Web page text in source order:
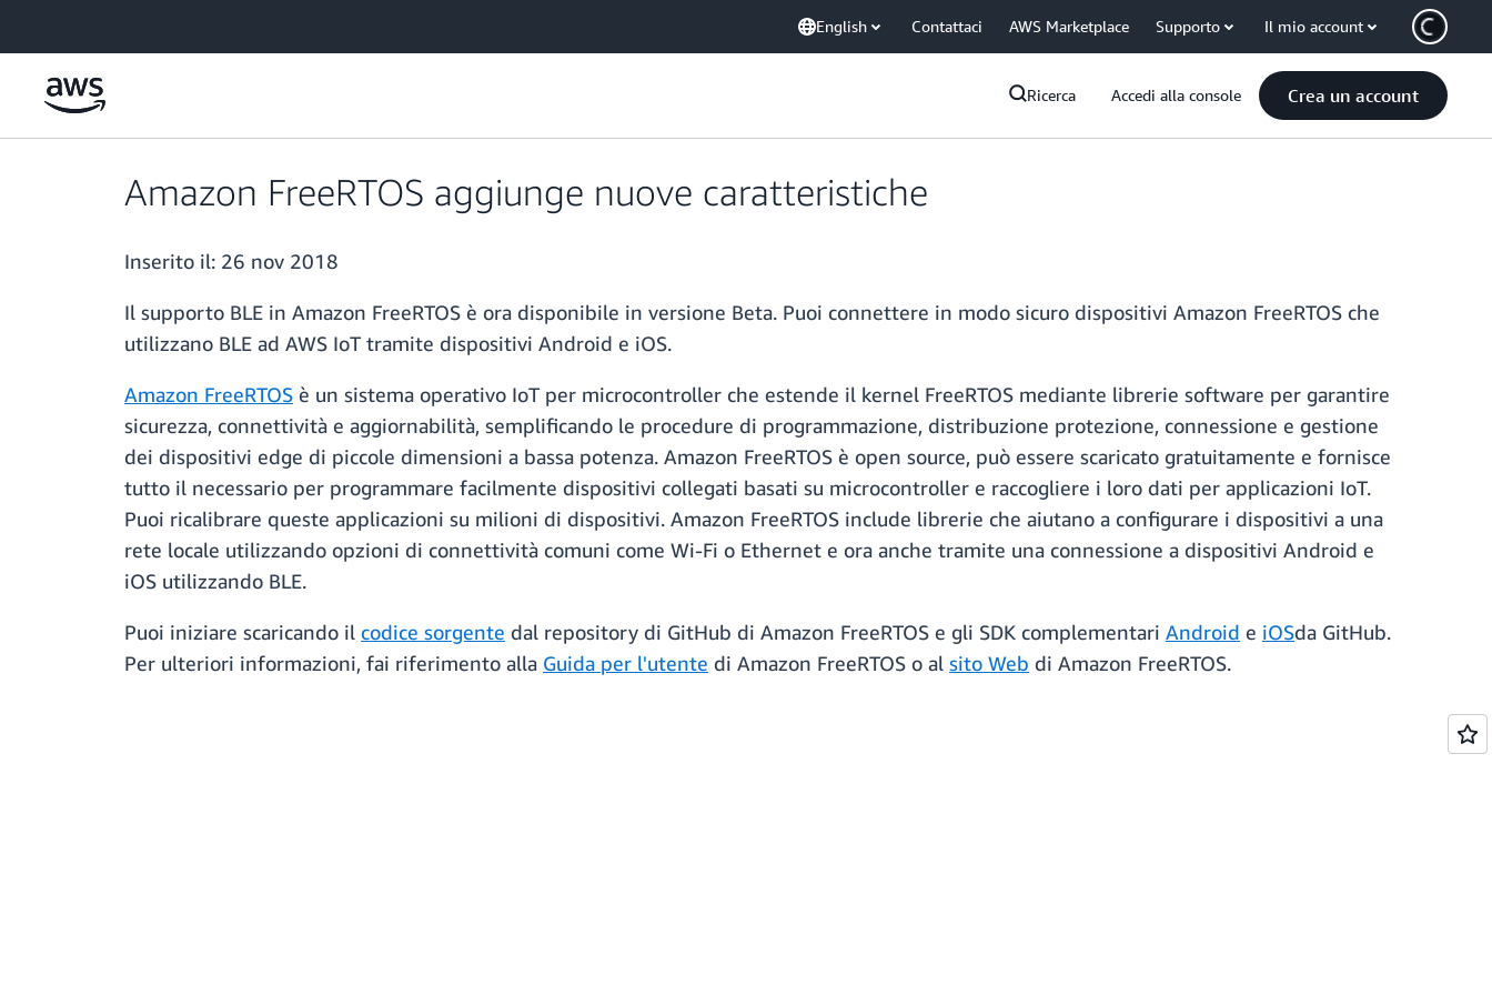
English Contattaci AWS Marketplace Supporto Il mio account
Ricerca Accedi alla console Crea un account
Amazon FreeRTOS aggiunge nuove caratteristiche
Inserito il: 26 nov 2018
Il supporto BLE in Amazon FreeRTOS è ora disponibile in versione Beta. Puoi connettere in modo sicuro dispositivi Amazon FreeRTOS che
utilizzano BLE ad AWS IoT tramite dispositivi Android e iOS.
Amazon FreeRTOS è un sistema operativo IoT per microcontroller che estende il kernel FreeRTOS mediante librerie software per garantire
sicurezza, connettività e aggiornabilità, semplificando le procedure di programmazione, distribuzione protezione, connessione e gestione
dei dispositivi edge di piccole dimensioni a bassa potenza. Amazon FreeRTOS è open source, può essere scaricato gratuitamente e fornisce
tutto il necessario per programmare facilmente dispositivi collegati basati su microcontroller e raccogliere i loro dati per applicazioni IoT.
Puoi ricalibrare queste applicazioni su milioni di dispositivi. Amazon FreeRTOS include librerie che aiutano a configurare i dispositivi a una
rete locale utilizzando opzioni di connettività comuni come Wi-Fi o Ethernet e ora anche tramite una connessione a dispositivi Android e
iOS utilizzando BLE.
Puoi iniziare scaricando il codice sorgente dal repository di GitHub di Amazon FreeRTOS e gli SDK complementari Android e iOSda GitHub.
Per ulteriori informazioni, fai riferimento alla Guida per l'utente di Amazon FreeRTOS o al sito Web di Amazon FreeRTOS.